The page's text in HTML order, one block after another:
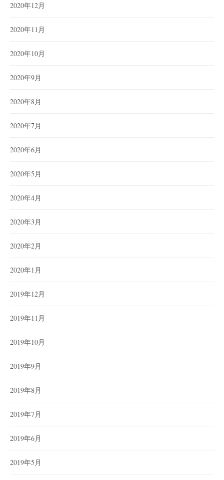
2020年12月
2020年11月
2020年10月
2020年9月
2020年8月
2020年7月
2020年6月
2020年5月
2020年4月
2020年3月
2020年2月
2020年1月
2019年12月
2019年11月
2019年10月
2019年9月
2019年8月
2019年7月
2019年6月
2019年5月